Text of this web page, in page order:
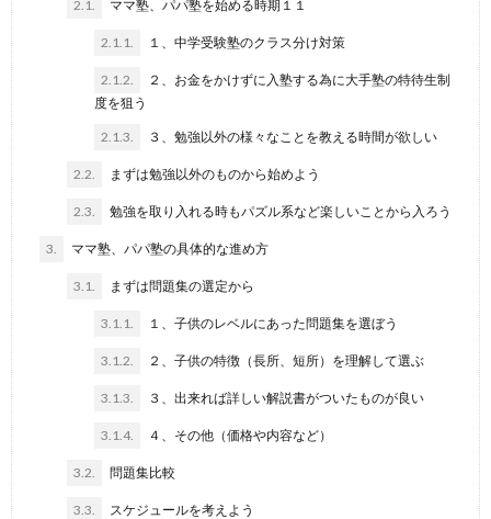
2.1. ママ塾、パパ塾を始める時期１１
2.1.1. １、中学受験塾のクラス分け対策
2.1.2.
２、お金をかけずに入塾する為に大手塾の特待生制
度を狙う
2.1.3. ３、勉強以外の様々なことを教える時間が欲しい
2.2. まずは勉強以外のものから始めよう
2.3. 勉強を取り入れる時もパズル系など楽しいことから入ろう
3. ママ塾、パパ塾の具体的な進め方
3.1. まずは問題集の選定から
3.1.1. １、子供のレベルにあった問題集を選ぼう
3.1.2. ２、子供の特徴（長所、短所）を理解して選ぶ
3.1.3. ３、出来れば詳しい解説書がついたものが良い
3.1.4. ４、その他（価格や内容など）
3.2. 問題集比較
3.3. スケジュールを考えよう